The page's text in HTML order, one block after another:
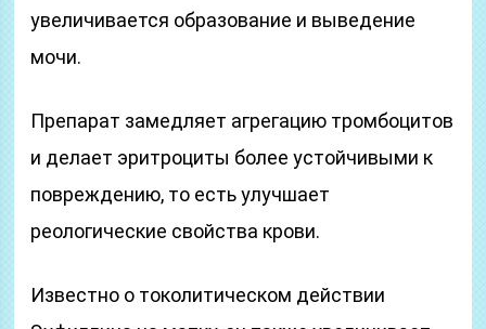
увеличивается образование и выведение
мочи.
Препарат замедляет агрегацию тромбоцитов
и делает эритроциты более устойчивыми к
повреждению, то есть улучшает
реологические свойства крови.
Известно о токолитическом действии